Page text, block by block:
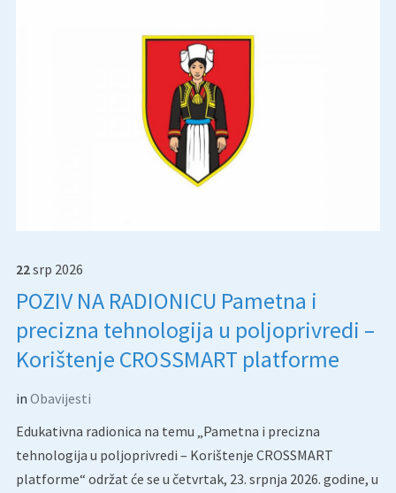
22srp 2026
POZIV NA RADIONICU Pametna i
precizna tehnologija u poljoprivredi –
Korištenje CROSSMART platforme
in Obavijesti
Edukativna radionica na temu „Pametna i precizna
tehnologija u poljoprivredi – Korištenje CROSSMART
platforme“ održat će se u četvrtak, 23. srpnja 2026. godine, u